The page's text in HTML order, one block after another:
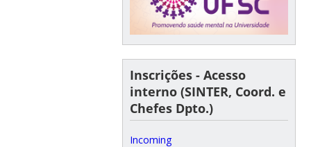
Inscrições - Acesso
interno (SINTER, Coord. e
Chefes Dpto.)
Incoming